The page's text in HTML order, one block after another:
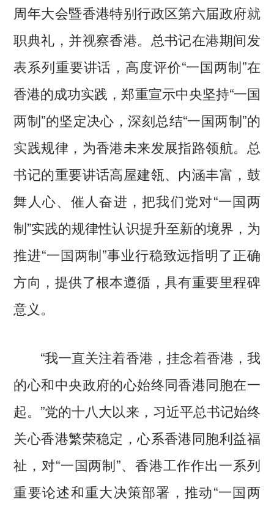
周年大会暨香港特别行政区第六届政府就
职典礼，并视察香港。总书记在港期间发
表系列重要讲话，高度评价“一国两制”在
香港的成功实践，郑重宣示中央坚持“一国
两制”的坚定决心，深刻总结“一国两制”的
实践规律，为香港未来发展指路领航。总
书记的重要讲话高屋建瓴、内涵丰富，鼓
舞人心、催人奋进，把我们党对“一国两
制”实践的规律性认识提升至新的境界，为
推进“一国两制”事业行稳致远指明了正确
方向，提供了根本遵循，具有重要里程碑
意义。
“我一直关注着香港，挂念着香港，我
的心和中央政府的心始终同香港同胞在一
起。”党的十八大以来，习近平总书记始终
关心香港繁荣稳定，心系香港同胞利益福
祉，对“一国两制”、香港工作作出一系列
重要论述和重大决策部署，推动“一国两